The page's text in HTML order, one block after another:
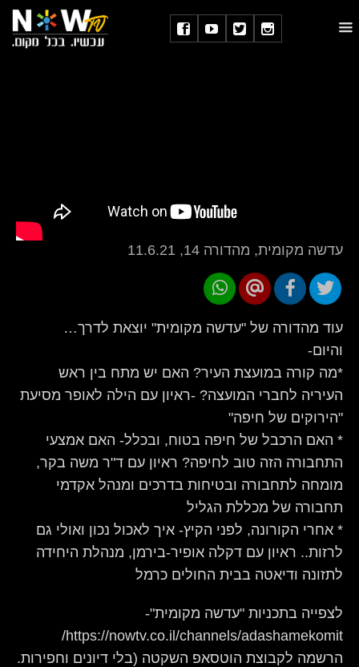
עדשה מקומית, מהדורה 14, 11.6.21
עוד מהדורה של "עדשה מקומית" יוצאת לדרך…
והיום-
*מה קורה במועצת העיר? האם יש מתח בין ראש
העיריה לחברי המועצה? -ראיון עם הילה לאופר מסיעת
"הירוקים של חיפה"
* האם הרכבל של חיפה בטוח, ובכלל- האם אמצעי
התחבורה הזה טוב לחיפה? ראיון עם ד"ר משה בקר,
מומחה לתחבורה ובטיחות בדרכים ומנהל אקדמי
תחבורה של מכללת הגליל
* אחרי הקורונה, לפני הקיץ- איך לאכול נכון ואולי גם
לרזות.. ראיון עם דקלה אופיר-בירמן, מנהלת היחידה
לתזונה ודיאטה בבית החולים כרמל
לצפייה בתכניות "עדשה מקומית"-
https://nowtv.co.il/channels/adashamekomit/
הרשמה לקבוצת הוטסאפ השקטה (בלי דיונים וחפירות.